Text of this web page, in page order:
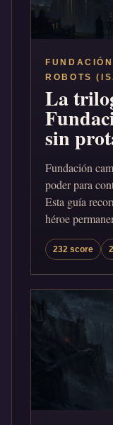
ROBOTS
La
sin
Fundación
poder para
Esta guía
héroe
232 score